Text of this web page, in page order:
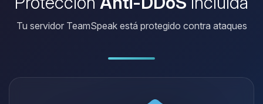
Tu servidor TeamSpeak está protegido contra ataques